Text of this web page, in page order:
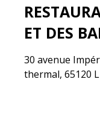
ET DES
30 avenue
thermal, 65120